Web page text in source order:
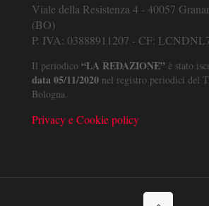
Viale della Resistenza 4 - 40057
(BO)
P. IVA: 03888911207 - CF:
Il periodico “LA REDAZIONE” è stato
data 05/11/2020 nel registro periodici del
Bologna.
Privacy e Cookie policy